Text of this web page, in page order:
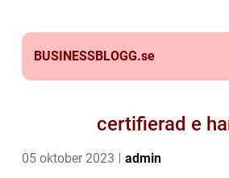
BUSINESSBLOGG.se
certifierad e
05 oktober 2023 admin